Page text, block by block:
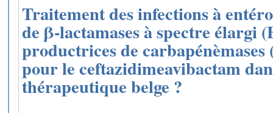
Traitement des infections à
de β-lactamases à spectre élargi
productrices de
pour le ceftazidimeavibactam
thérapeutique belge ?